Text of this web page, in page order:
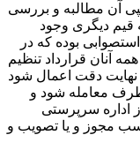
آن مطالبه و بررسی
قیم دیگری وجود
بوده که در
آنان قرارداد تنظیم
نهایت دقت اعمال شود
طرف معامله شود و
اداره سرپرستی
مجوز و یا تصویب و